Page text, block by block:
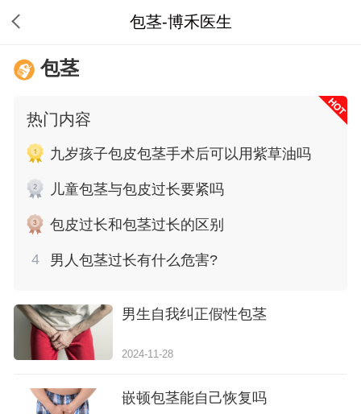
包茎-博禾医生
包茎
热门内容
九岁孩子包皮包茎手术后可以用紫草油吗
儿童包茎与包皮过长要紧吗
包皮过长和包茎过长的区别
4 男人包茎过长有什么危害?
男生自我纠正假性包茎
2024-11-28
嵌顿包茎能自己恢复吗